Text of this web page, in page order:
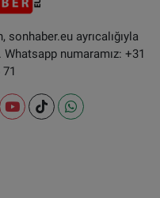
ayrıcalığıyla
numaramız: +31